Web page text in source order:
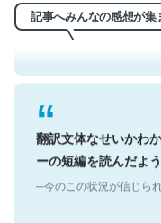
記事へみんなの感想が集
─今のこの状況が信じら
翻訳文体なせいかわ
ーの短編を読んだよ
─今のこの状況が信じら